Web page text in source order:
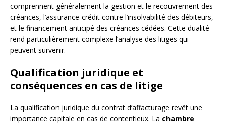
comprennent généralement la gestion et le recouvrement des
créances, l’assurance-crédit contre l’insolvabilité des débiteurs,
et le financement anticipé des créances cédées. Cette dualité
rend particulièrement complexe l’analyse des litiges qui
peuvent survenir.
Qualification juridique et
conséquences en cas de litige
La qualification juridique du contrat d’affacturage revêt une
importance capitale en cas de contentieux. La chambre